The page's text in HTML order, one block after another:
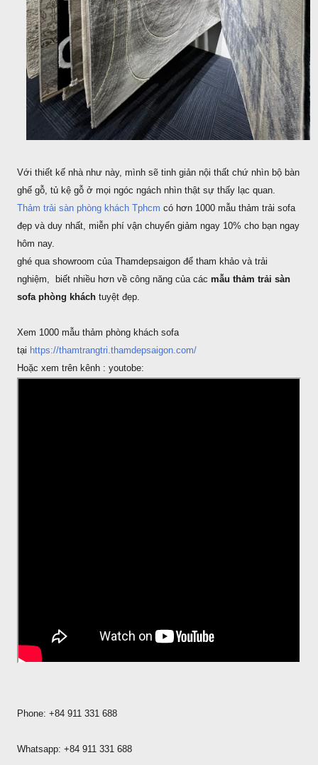
Với thiết kế nhà như này, mình sẽ tinh giản nội thất chứ nhìn bộ bàn
ghế gỗ, tủ kệ gỗ ở mọi ngóc ngách nhìn thật sự thấy lạc quan.
Thảm trải sàn phòng khách Tphcm có hơn 1000 mẫu thảm trải sofa
đẹp và duy nhất, miễn phí vận chuyển giảm ngay 10% cho bạn ngay
hôm nay.
ghé qua showroom của Thamdepsaigon để tham khảo và trải
nghiệm, biết nhiều hơn về công năng của các mẫu thảm trải sàn
sofa phòng khách tuyệt đẹp.
Xem 1000 mẫu thảm phòng khách sofa
tại https://thamtrangtri.thamdepsaigon.com/
Hoặc xem trên kênh : youtobe:
Phone: +84 911 331 688
Whatsapp: +84 911 331 688